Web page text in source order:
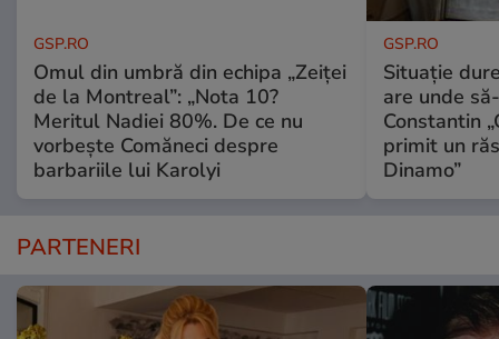
GSP.RO
Omul din umbră din echipa „Zeiței
de la Montreal”: „Nota 10?
Meritul Nadiei 80%. De ce nu
vorbește Comăneci despre
barbariile lui Karolyi
GSP.RO
Situație
are unde
Constantin
primit un
Dinamo”
PARTENERI